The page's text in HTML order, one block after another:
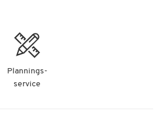
Plannings-
service